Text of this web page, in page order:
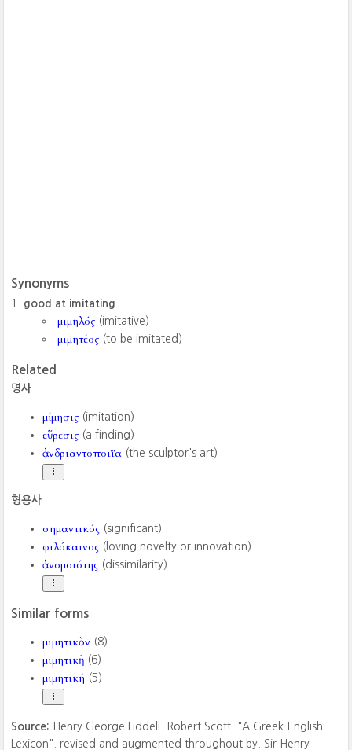
Synonyms
good at imitating
μιμηλός (imitative)
μιμητέος (to be imitated)
Related
명사
μίμησις (imitation)
εὕρεσις (a finding)
ἀνδριαντοποιΐα (the sculptor's art)
형용사
σημαντικός (significant)
φιλόκαινος (loving novelty or innovation)
ἀνομοιότης (dissimilarity)
Similar forms
μιμητικὸν (8)
μιμητικὴ (6)
μιμητική (5)
Source: Henry George Liddell. Robert Scott. "A Greek-English
Lexicon". revised and augmented throughout by. Sir Henry